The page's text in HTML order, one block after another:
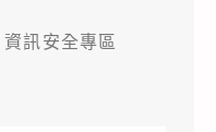
資訊安全專區